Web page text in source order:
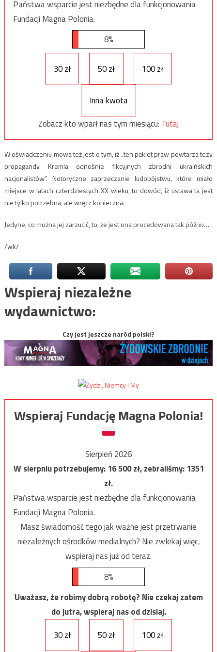
Państwa wsparcie jest niezbędne dla funkcjonowania
Fundacji Magna Polonia.
8%
30 zł 50 zł 100 zł
Inna kwota
Zobacz kto wparł nas tym miesiącu: Tutaj
W oświadczeniu mowa też jest o tym, iż „ten pakiet praw powtarza tezy
propagandy Kremla odnośnie fikcyjnych zbrodni ukraińskich
nacjonalistów”. Notoryczne zaprzeczanie ludobójstwu, które miało
miejsce w latach czterdziestych XX wieku, to dowód, iż ustawa ta jest
nie tylko potrzebna, ale wręcz konieczna.
Jedyne, co można jej zarzucić, to, że jest ona procedowana tak późno…
/wk/
Wspieraj niezależne
wydawnictwo:
Czy jest jeszcze naród polski?
Wspieraj Fundację Magna Polonia!
Sierpień 2026
W sierpniu potrzebujemy:16 500zł, zebraliśmy:1351
zł.
Państwa wsparcie jest niezbędne dla funkcjonowania
Fundacji Magna Polonia.
Masz świadomość tego jak ważne jest przetrwanie
niezależnych ośrodków medialnych? Nie zwlekaj więc,
wspieraj nas już od teraz.
8%
Uważasz, że robimy dobrą robotę? Nie czekaj zatem
do jutra, wspieraj nas od dzisiaj.
30 zł
50 zł 100 zł